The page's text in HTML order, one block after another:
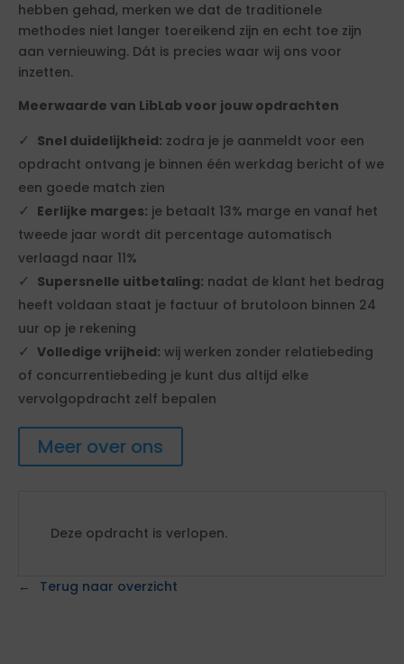
hebben gehad, merken we dat de traditionele
methodes niet langer toereikend zijn en echt toe zijn
aan vernieuwing. Dát is precies waar wij ons voor
inzetten.
Meerwaarde van LibLab voor jouw opdrachten
Snel duidelijkheid: zodra je je aanmeldt voor een
opdracht ontvang je binnen één werkdag bericht of we
een goede match zien
Eerlijke marges: je betaalt 13% marge en vanaf het
tweede jaar wordt dit percentage automatisch
verlaagd naar 11%
Supersnelle uitbetaling: nadat de klant het bedrag
heeft voldaan staat je factuur of brutoloon binnen 24
uur op je rekening
Volledige vrijheid: wij werken zonder relatiebeding
of concurrentiebeding je kunt dus altijd elke
vervolgopdracht zelf bepalen
Meer over ons
Deze opdracht is verlopen.
Terug naar overzicht